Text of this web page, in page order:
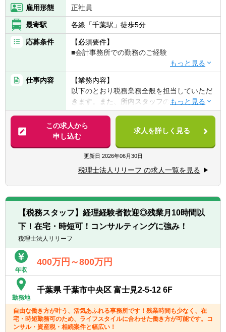
雇用形態 正社員
最寄駅 各線「千葉駅」徒歩5分
応募条件
【必須要件】
■会計事務所での勤務のご経験
【歓迎要件】
■後輩指導（マネジメント）のご経験
■税理士科目合格/簿記等の資格をお持ちの方
【求める人物像】
■チャレンジ精神がある
税理士事務所での仕事をお客様に対する「サ
ービス」として捉えられる
■コツコツ努力できる
■明るい、人と話すのが好き、事務作業が好
という意欲をお持ちの方
※仕事に対する意欲や、上昇志向のある方、
大歓迎です！人間性を重視しながら採用して
仕事内容
【業務内容】
以下のとおり税務業務全般を担当していただ
きます。また、所内スタッフのサポート役と
しても期待しております。
【具体的には】
業務は多岐に渡り、コンサルティング業務
（30～50件程度）や資産税・相続案件（年間
10件以上）にも力を入れています。
チャレンジ意欲のある方には、やってみたい
業務を積極的にお任せ致します！
■税務相談、各種コンサルティング
■資産税業務
■各種申告書作成、確定申告業務
■決算業務、年末調整
■関与先への報告
■新規顧客開拓 etc.
【主な使用ソフト】
可能性あり
この求人から
申し込む
求人を詳しく見る
更新日 2026年06月30日
税理士法人リリーフ の求人一覧を見る
【税務スタッフ】経理経験者歓迎◎残業月10時間以
下！在宅・時短可！コンサルティングに強み！
税理士法人リリーフ
年収
400万円～800万円
勤務地
千葉県 千葉市中央区 富士見2-5-12 6F
自由な働き方が叶う、活気あふれる事務所です！残業時間も少なく、在
宅・時短勤務可のため、ライフスタイルに合わせた働き方が可能です。コ
ンサル・資産税・相続案件と幅広い！